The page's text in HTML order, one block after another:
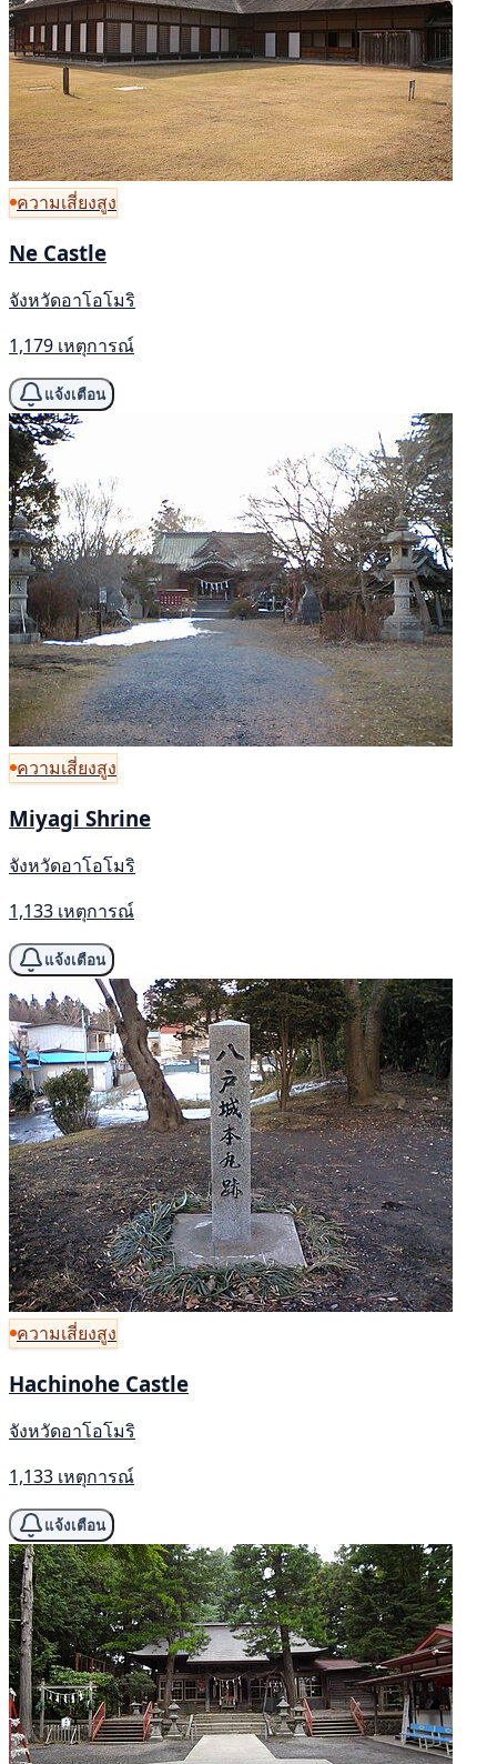
ความเสี่ยงสูง
Ne Castle
จังหวัดอาโอโมริ
1,179 เหตุการณ์
แจ้งเตือน
ความเสี่ยงสูง
Miyagi Shrine
จังหวัดอาโอโมริ
1,133 เหตุการณ์
แจ้งเตือน
ความเสี่ยงสูง
Hachinohe Castle
จังหวัดอาโอโมริ
1,133 เหตุการณ์
แจ้งเตือน